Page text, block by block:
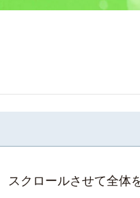
クロールさせて全体